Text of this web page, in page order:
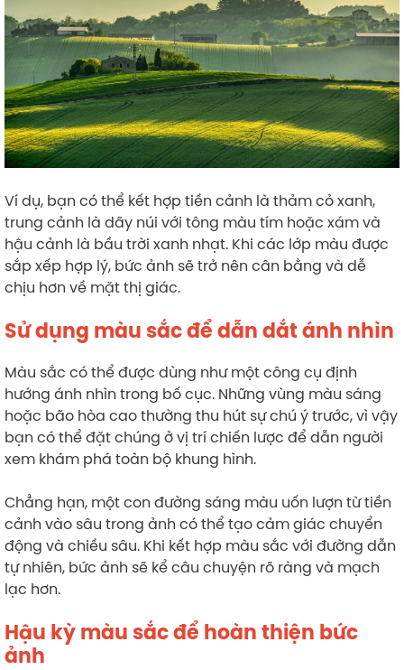
Ví dụ, bạn có thể kết hợp tiền cảnh là thảm cỏ xanh,
trung cảnh là dãy núi với tông màu tím hoặc xám và
hậu cảnh là bầu trời xanh nhạt. Khi các lớp màu được
sắp xếp hợp lý, bức ảnh sẽ trở nên cân bằng và dễ
chịu hơn về mặt thị giác.
Sử dụng màu sắc để dẫn dắt ánh nhìn
Màu sắc có thể được dùng như một công cụ định
hướng ánh nhìn trong bố cục. Những vùng màu sáng
hoặc bão hòa cao thường thu hút sự chú ý trước, vì vậy
bạn có thể đặt chúng ở vị trí chiến lược để dẫn người
xem khám phá toàn bộ khung hình.
Chẳng hạn, một con đường sáng màu uốn lượn từ tiền
cảnh vào sâu trong ảnh có thể tạo cảm giác chuyển
động và chiều sâu. Khi kết hợp màu sắc với đường dẫn
tự nhiên, bức ảnh sẽ kể câu chuyện rõ ràng và mạch
lạc hơn.
Hậu kỳ màu sắc để hoàn thiện bức
ảnh